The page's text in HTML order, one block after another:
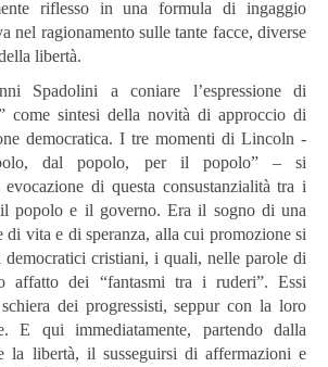
riflesso in una formula di ingaggio
nel ragionamento sulle tante facce, diverse
libertà.
Spadolini a coniare l’espressione di
come sintesi della novità di approccio di
democratica. I tre momenti di Lincoln -
dal popolo, per il popolo” – si
evocazione di questa consustanzialità tra i
popolo e il governo. Era il sogno di una
di vita e di speranza, alla cui promozione si
democratici cristiani, i quali, nelle parole di
affatto dei “fantasmi tra i ruderi”. Essi
dei progressisti, seppur con la loro
E qui immediatamente, partendo dalla
la libertà, il susseguirsi di affermazioni e